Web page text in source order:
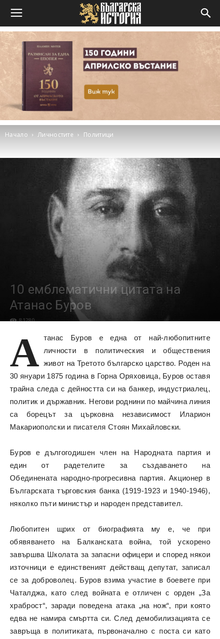
Начало Личностите Политици
10 емблематични цитата на
Атанас Буров
81280
А танас Буров е една от най-любопитните
личности в политическия и обществения
живот на Третото българско царство. Роден на
30 януари 1875 година в Горна Оряховица, Буров оставя
трайна следа с дейността си на банкер, индустриалец,
политик и държавник. Негови роднини по майчина линия
са борецът за църковна независимост Иларион
Макариополски и писателя Стоян Михайловски.
Буров е дългогодишен член на Народната партия и
един от радетелите за създаването на
Обединената народно-прогресивна партия. Акционер в
Българската търговския банка (1919-1923 и 1940-1946),
няколко пъти министър и народен представител.
Любопитен щрих от биографията му е, че при
обявяването на Балканската война, той ускорено
завършва Школата за запасни офицери и според някои
източници е единственият действащ депутат, записал
се за доброволец. Буров взима участие в боевете при
Чаталджа, като след войната е отличен с орден „За
храброст“, заради поведена атака „на нож“, при която
едва не намира смъртта си. След демобилизацията се
завръща в политиката, първоначално с поста си като